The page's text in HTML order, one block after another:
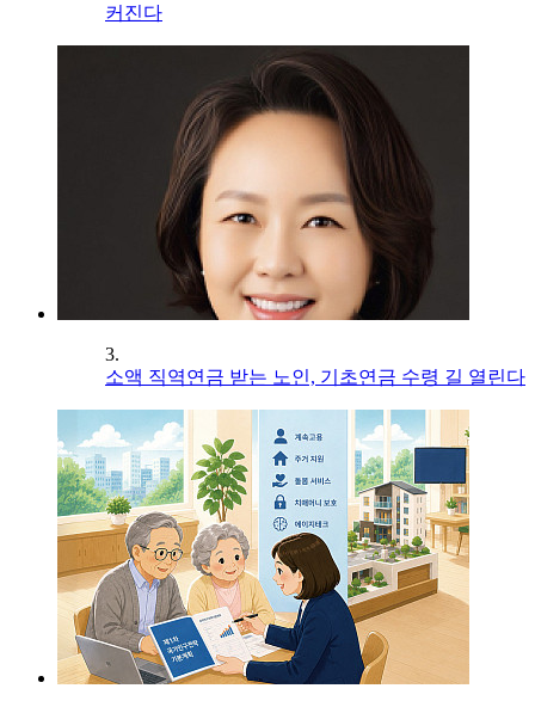
커진다
3.
소액 직역연금 받는 노인, 기초연금 수령 길 열린다